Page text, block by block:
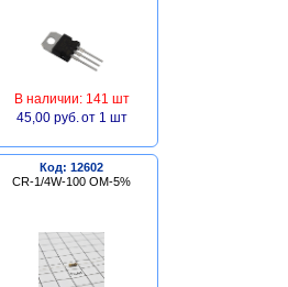
В наличии: 141 шт
45,00 руб. от 1 шт
Код: 12602
CR-1/4W-100 ОМ-5%